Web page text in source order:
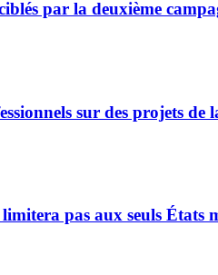
par la deuxième
sur des projets de
pas aux seuls États